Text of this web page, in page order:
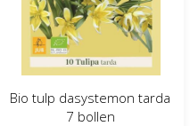
Bio tulp dasystemon tarda
7 bollen